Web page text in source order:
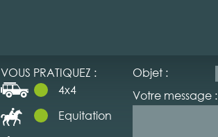
VOUS PRATIQUEZ :
4x4
Equitation
Objet :
Votre message :